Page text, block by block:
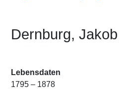
Dernburg, Jakob
Lebensdaten
1795 – 1878